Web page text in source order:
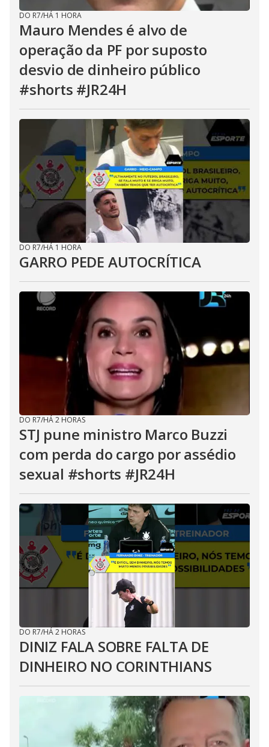
DO R7/HÁ 1 HORA
Mauro Mendes é alvo de
operação da PF por suposto
desvio de dinheiro público
#shorts #JR24H
DO R7/HÁ 1 HORA
GARRO PEDE AUTOCRÍTICA
DO R7/HÁ 2 HORAS
STJ pune ministro Marco Buzzi
com perda do cargo por assédio
sexual #shorts #JR24H
DO R7/HÁ 2 HORAS
DINIZ FALA SOBRE FALTA DE
DINHEIRO NO CORINTHIANS